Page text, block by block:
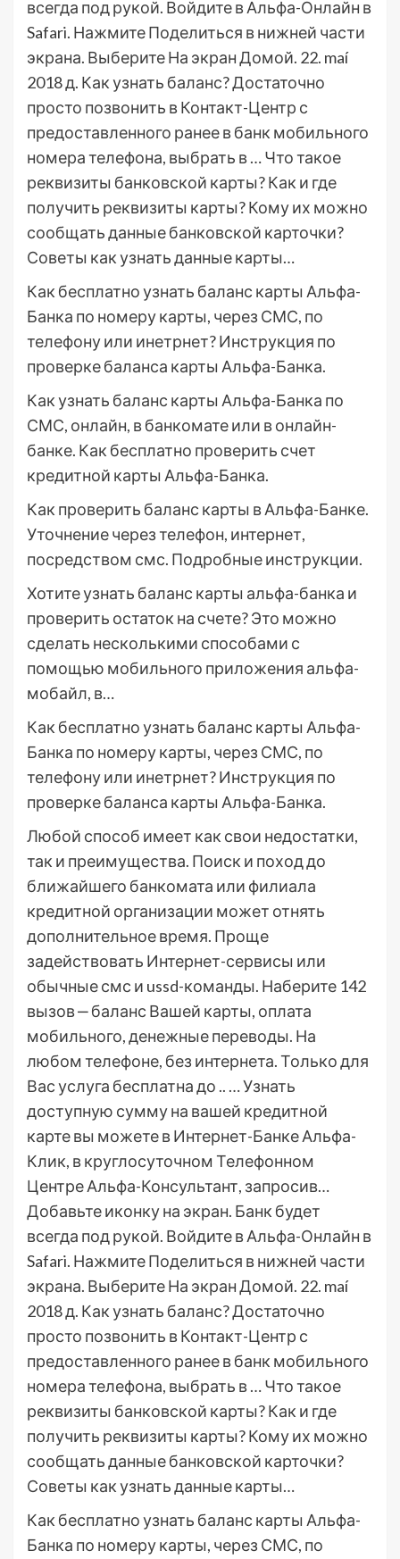
всегда под рукой. Войдите в Альфа-Онлайн в
Safari. Нажмите Поделиться в нижней части
экрана. Выберите На экран Домой. 22. maí
2018 д. Как узнать баланс? Достаточно
просто позвонить в Контакт-Центр с
предоставленного ранее в банк мобильного
номера телефона, выбрать в … Что такое
реквизиты банковской карты? Как и где
получить реквизиты карты? Кому их можно
сообщать данные банковской карточки?
Советы как узнать данные карты…
Как бесплатно узнать баланс карты Альфа-
Банка по номеру карты, через СМС, по
телефону или инетрнет? Инструкция по
проверке баланса карты Альфа-Банка.
Как узнать баланс карты Альфа-Банка по
СМС, онлайн, в банкомате или в онлайн-
банке. Как бесплатно проверить счет
кредитной карты Альфа-Банка.
Как проверить баланс карты в Альфа-Банке.
Уточнение через телефон, интернет,
посредством смс. Подробные инструкции.
Хотите узнать баланс карты альфа-банка и
проверить остаток на счете? Это можно
сделать несколькими способами с
помощью мобильного приложения альфа-
мобайл, в…
Как бесплатно узнать баланс карты Альфа-
Банка по номеру карты, через СМС, по
телефону или инетрнет? Инструкция по
проверке баланса карты Альфа-Банка.
Любой способ имеет как свои недостатки,
так и преимущества. Поиск и поход до
ближайшего банкомата или филиала
кредитной организации может отнять
дополнительное время. Проще
задействовать Интернет-сервисы или
обычные смс и ussd-команды. Наберите 142
вызов ‒ баланс Вашей карты, оплата
мобильного, денежные переводы. На
любом телефоне, без интернета. Только для
Вас услуга бесплатна до .. … Узнать
доступную сумму на вашей кредитной
карте вы можете в Интернет-Банке Альфа-
Клик, в круглосуточном Телефонном
Центре Альфа-Консультант, запросив…
Добавьте иконку на экран. Банк будет
всегда под рукой. Войдите в Альфа-Онлайн в
Safari. Нажмите Поделиться в нижней части
экрана. Выберите На экран Домой. 22. maí
2018 д. Как узнать баланс? Достаточно
просто позвонить в Контакт-Центр с
предоставленного ранее в банк мобильного
номера телефона, выбрать в … Что такое
реквизиты банковской карты? Как и где
получить реквизиты карты? Кому их можно
сообщать данные банковской карточки?
Советы как узнать данные карты…
Как бесплатно узнать баланс карты Альфа-
Банка по номеру карты, через СМС, по